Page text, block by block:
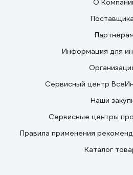
О
Информация для
Сервисный центр
Наши
Сервисные центры
Правила применения
Каталог